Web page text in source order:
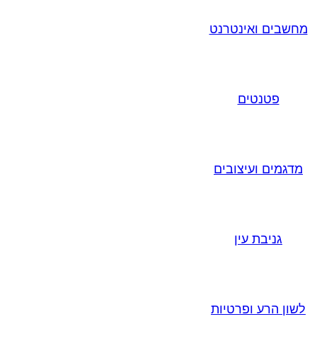
מחשבים ואינטרנט
פטנטים
מדגמים ועיצובים
גניבת עין
לשון הרע ופרטיות